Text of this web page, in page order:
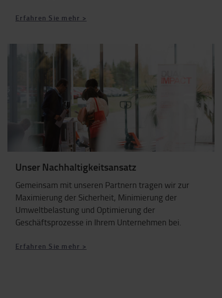
Erfahren Sie mehr >
Unser Nachhaltigkeitsansatz
Gemeinsam mit unseren Partnern tragen wir zur
Maximierung der Sicherheit, Minimierung der
Umweltbelastung und Optimierung der
Geschäftsprozesse in Ihrem Unternehmen bei.
Erfahren Sie mehr >